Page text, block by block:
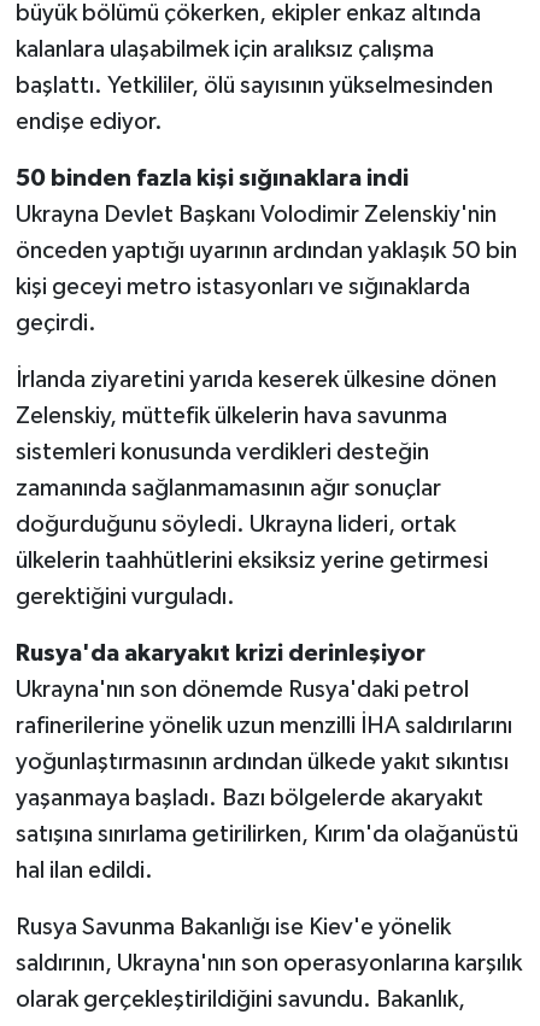
büyük bölümü çökerken, ekipler enkaz altında
kalanlara ulaşabilmek için aralıksız çalışma
başlattı. Yetkililer, ölü sayısının yükselmesinden
endişe ediyor.
50 binden fazla kişi sığınaklara indi
Ukrayna Devlet Başkanı Volodimir Zelenskiy'nin
önceden yaptığı uyarının ardından yaklaşık 50 bin
kişi geceyi metro istasyonları ve sığınaklarda
geçirdi.
İrlanda ziyaretini yarıda keserek ülkesine dönen
Zelenskiy, müttefik ülkelerin hava savunma
sistemleri konusunda verdikleri desteğin
zamanında sağlanmamasının ağır sonuçlar
doğurduğunu söyledi. Ukrayna lideri, ortak
ülkelerin taahhütlerini eksiksiz yerine getirmesi
gerektiğini vurguladı.
Rusya'da akaryakıt krizi derinleşiyor
Ukrayna'nın son dönemde Rusya'daki petrol
rafinerilerine yönelik uzun menzilli İHA saldırılarını
yoğunlaştırmasının ardından ülkede yakıt sıkıntısı
yaşanmaya başladı. Bazı bölgelerde akaryakıt
satışına sınırlama getirilirken, Kırım'da olağanüstü
hal ilan edildi.
Rusya Savunma Bakanlığı ise Kiev'e yönelik
saldırının, Ukrayna'nın son operasyonlarına karşılık
olarak gerçekleştirildiğini savundu. Bakanlık,